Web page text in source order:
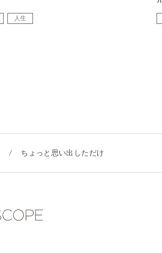
人生
/ ちょっと思い出しただけ